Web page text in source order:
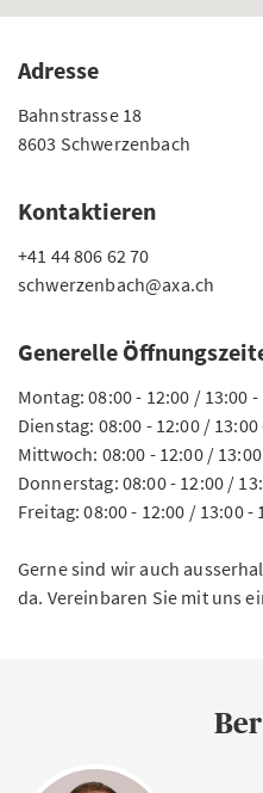
Adresse
Bahnstrasse 18
8603 Schwerzenbach
Kontaktieren
+41 44 806 62 70
schwerzenbach@axa.ch
Generelle
Montag: 08:00 - 12:00 / 13:00 -
Dienstag: 08:00 - 12:00 / 13:00
Mittwoch: 08:00 - 12:00 /
Donnerstag: 08:00 - 12:00 /
Freitag: 08:00 - 12:00 / 13:00 -
Gerne sind wir auch
da. Vereinbaren Sie mit uns